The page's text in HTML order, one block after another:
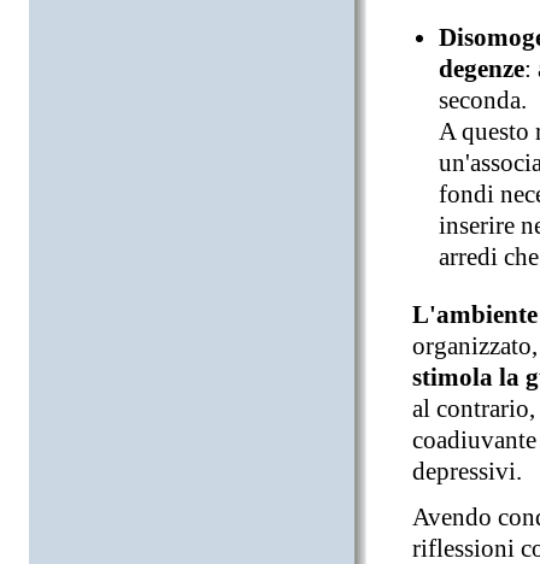
degenze:
seconda.
A questo
fondi
inserire
arredi
L'ambiente
stimola la
al contrario,
depressivi.
Avendo
riflessioni